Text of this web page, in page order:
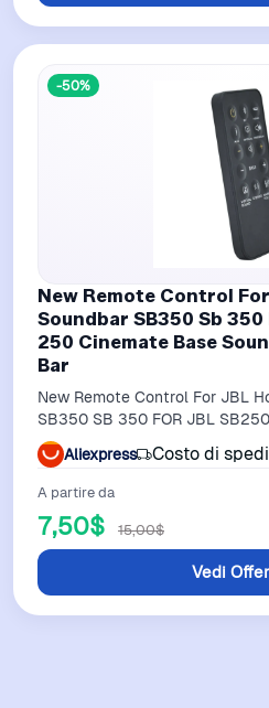
-50%
New Remote Control
Soundbar SB350 Sb 350
250 Cinemate Base
Bar
New Remote Control For JBL
SB350 SB 350 FOR JBL
Soundbase 2.2 Sound Bar
Aliexpress Costo di
A partire da
7,50$ 15,00$
Vedi